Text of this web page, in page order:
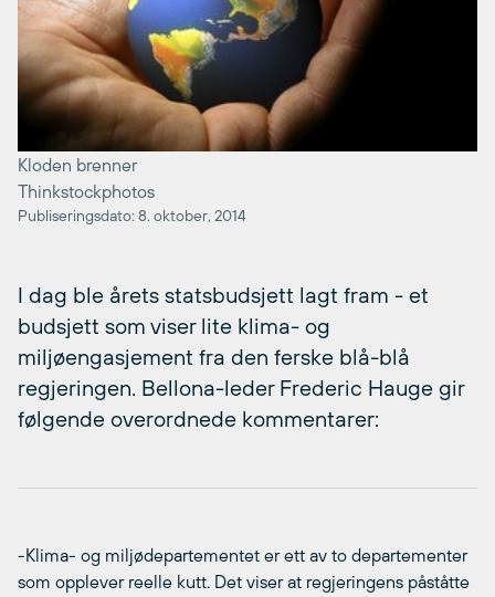
Kloden brenner
Thinkstockphotos
Publiseringsdato: 8. oktober, 2014
I dag ble årets statsbudsjett lagt fram - et
budsjett som viser lite klima- og
miljøengasjement fra den ferske blå-blå
regjeringen. Bellona-leder Frederic Hauge gir
følgende overordnede kommentarer:
-Klima- og miljødepartementet er ett av to departementer
som opplever reelle kutt. Det viser at regjeringens påståtte